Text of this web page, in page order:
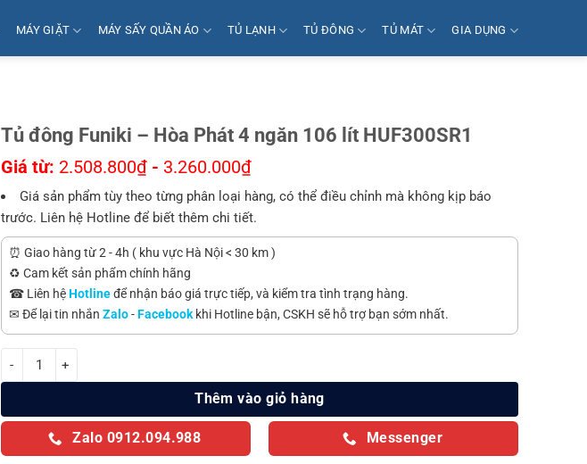
MÁY GIẶT MÁY SẤY QUẦN ÁO TỦ LẠNH TỦ ĐÔNG TỦ MÁT GIA DỤNG
Tủ đông Funiki – Hòa Phát 4 ngăn 106 lít HUF300SR1
Giá từ: 2.508.800₫ - 3.260.000₫
Giá sản phẩm tùy theo từng phân loại hàng, có thể điều chỉnh mà không kịp báo
trước. Liên hệ Hotline để biết thêm chi tiết.
⏰ Giao hàng từ 2 - 4h ( khu vực Hà Nội < 30 km )
♻️ Cam kết sản phẩm chính hãng
☎ Liên hệHotlineđể nhận báo giá trực tiếp, và kiểm tra tình trạng hàng.
✉ Để lại tin nhắn Zalo-Facebook khi Hotline bận, CSKH sẽ hỗ trợ bạn sớm nhất.
Tủ đông Funiki - Hòa Phát 4 ngăn 106 lít HUF300SR1 số lượng
Thêm vào giỏ hàng
Zalo 0912.094.988 Messenger